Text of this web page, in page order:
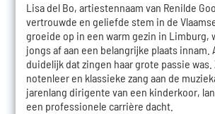
Lisa del Bo, artiestennaam van Renilde
vertrouwde en geliefde stem in de
groeide op in een warm gezin in Limburg,
jongs af aan een belangrijke plaats innam.
duidelijk dat zingen haar grote passie was.
notenleer en klassieke zang aan de
jarenlang dirigente van een kinderkoor,
een professionele carrière dacht.